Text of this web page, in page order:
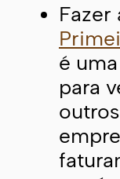
Fazer
é
para